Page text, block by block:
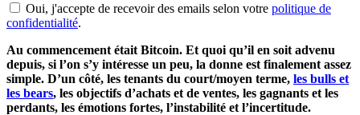
Oui, j'accepte de recevoir des emails selon votre politique de
confidentialité.
Au commencement était Bitcoin. Et quoi qu’il en soit advenu
depuis, si l’on s’y intéresse un peu, la donne est finalement assez
simple. D’un côté, les tenants du court/moyen terme, les bulls et
les bears, les objectifs d’achats et de ventes, les gagnants et les
perdants, les émotions fortes, l’instabilité et l’incertitude.